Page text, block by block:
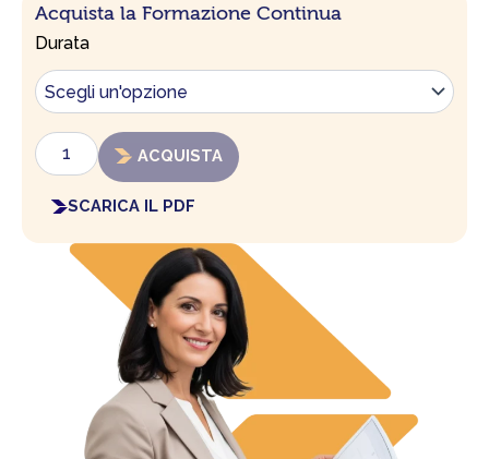
Acquista la Formazione Continua
Durata
Formazione
Architetti
quantità
ACQUISTA
SCARICA IL PDF